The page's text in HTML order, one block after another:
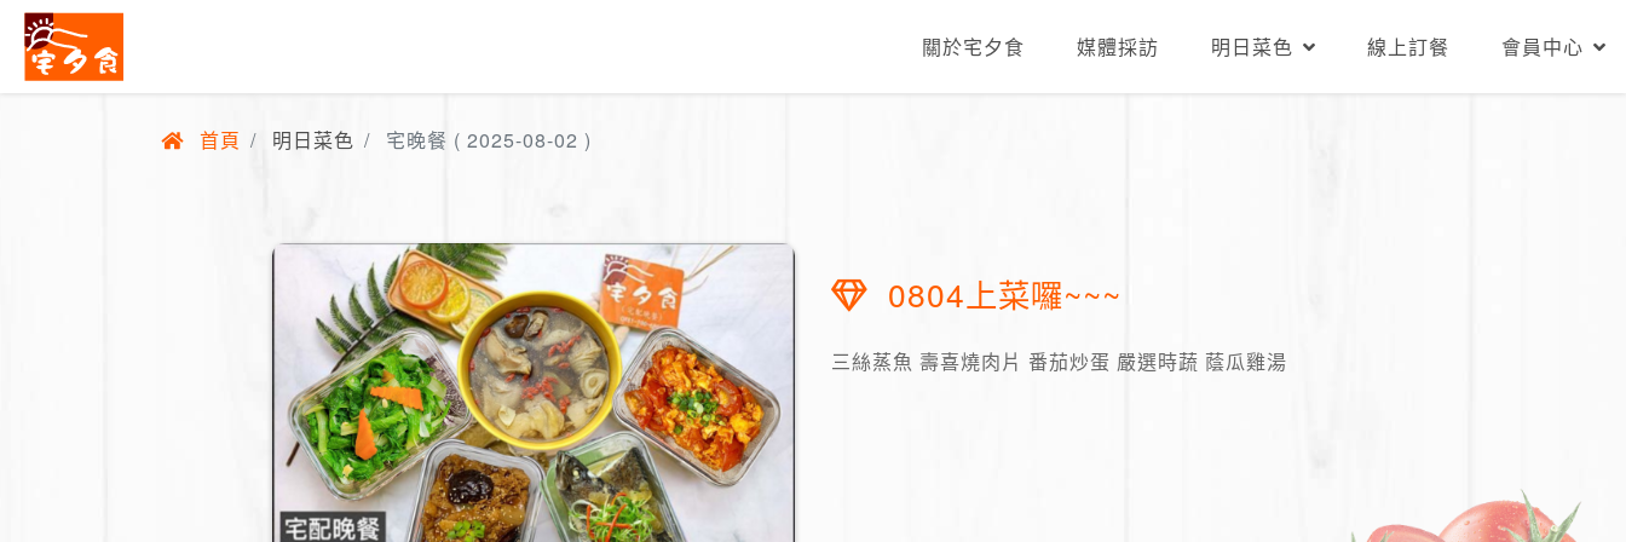
關於宅夕食 媒體採訪 明日菜色 線上訂餐 會員中心
首頁 明日菜色 宅晚餐 ( 2025-08-02 )
0804上菜囉~~~
三絲蒸魚 壽喜燒肉片 番茄炒蛋 嚴選時蔬 蔭瓜雞湯